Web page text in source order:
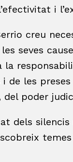
i
creu
seves
la
de les
poder
dels